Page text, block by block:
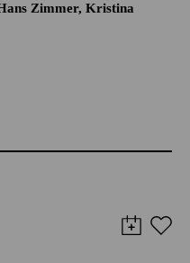
Zimmer, Kristina